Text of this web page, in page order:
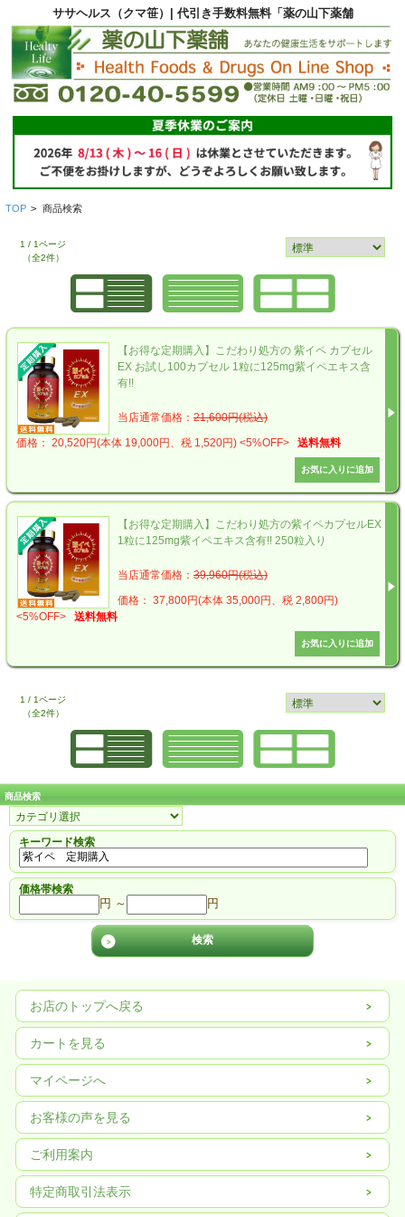
ササヘルス（クマ笹）| 代引き手数料無料「薬の山下薬舗
TOP > 商品検索
1 / 1ページ
（全2件）
【お得な定期購入】こだわり処方の 紫イペ カプセル
EX お試し100カプセル 1粒に125mg紫イペエキス含
有!!
当店通常価格： 21,600円(税込)
価格： 20,520円(本体 19,000円、税 1,520円) <5%OFF> 送料無料
【お得な定期購入】こだわり処方の紫イペカプセルEX
1粒に125mg紫イペエキス含有!! 250粒入り
当店通常価格： 39,960円(税込)
価格： 37,800円(本体 35,000円、税 2,800円)
<5%OFF>
送料無料
1 / 1ページ
（全2件）
商品検索
キーワード検索
価格帯検索
円 ～ 円
お店のトップへ戻る
カートを見る
マイページへ
お客様の声を見る
ご利用案内
特定商取引法表示